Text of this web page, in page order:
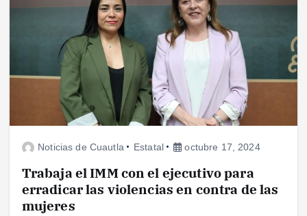
Noticias de Cuautla Estatal octubre 17, 2024
Trabaja el IMM con el ejecutivo para
erradicar las violencias en contra de las
mujeres